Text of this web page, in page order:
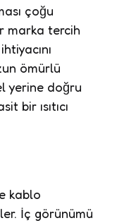
çoğu
marka tercih
ömürlü
yerine doğru
bir ısıtıcı
kablo
İç görünümü